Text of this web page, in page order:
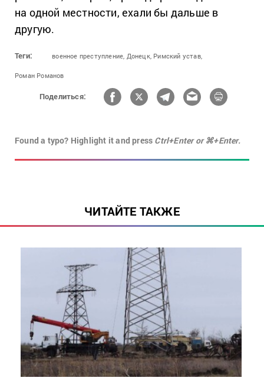
на одной местности, ехали бы дальше в
другую.
Теги: военное преступление, Донецк, Римский устав,
Роман Романов
Поделиться:
Found a typo? Highlight it and press Ctrl+Enter or ⌘+Enter.
ЧИТАЙТЕ ТАКЖЕ